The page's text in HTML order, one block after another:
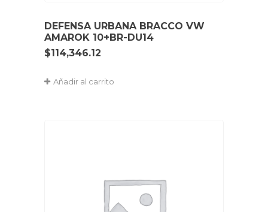
DEFENSA URBANA BRACCO VW
AMAROK 10+BR-DU14
$114,346.12
Añadir al carrito